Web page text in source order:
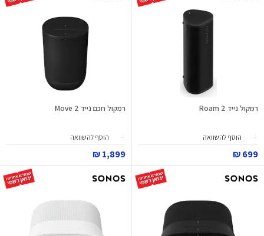
רמקול נייד Roam 2
הוסף להשוואה
699 ₪
רמקול חכם נייד Move 2
הוסף להשוואה
1,899 ₪